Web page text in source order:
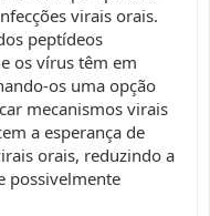
virais orais.
peptídeos
os vírus têm em
os uma opção
mecanismos virais
a esperança de
orais, reduzindo a
possivelmente